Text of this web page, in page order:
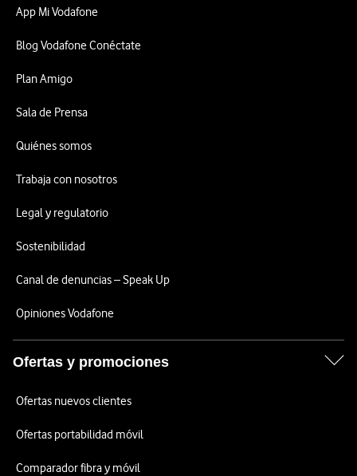
App Mi Vodafone
Blog Vodafone Conéctate
Plan Amigo
Sala de Prensa
Quiénes somos
Trabaja con nosotros
Legal y regulatorio
Sostenibilidad
Canal de denuncias – Speak Up
Opiniones Vodafone
Ofertas y promociones
Ofertas nuevos clientes
Ofertas portabilidad móvil
Comparador fibra y móvil